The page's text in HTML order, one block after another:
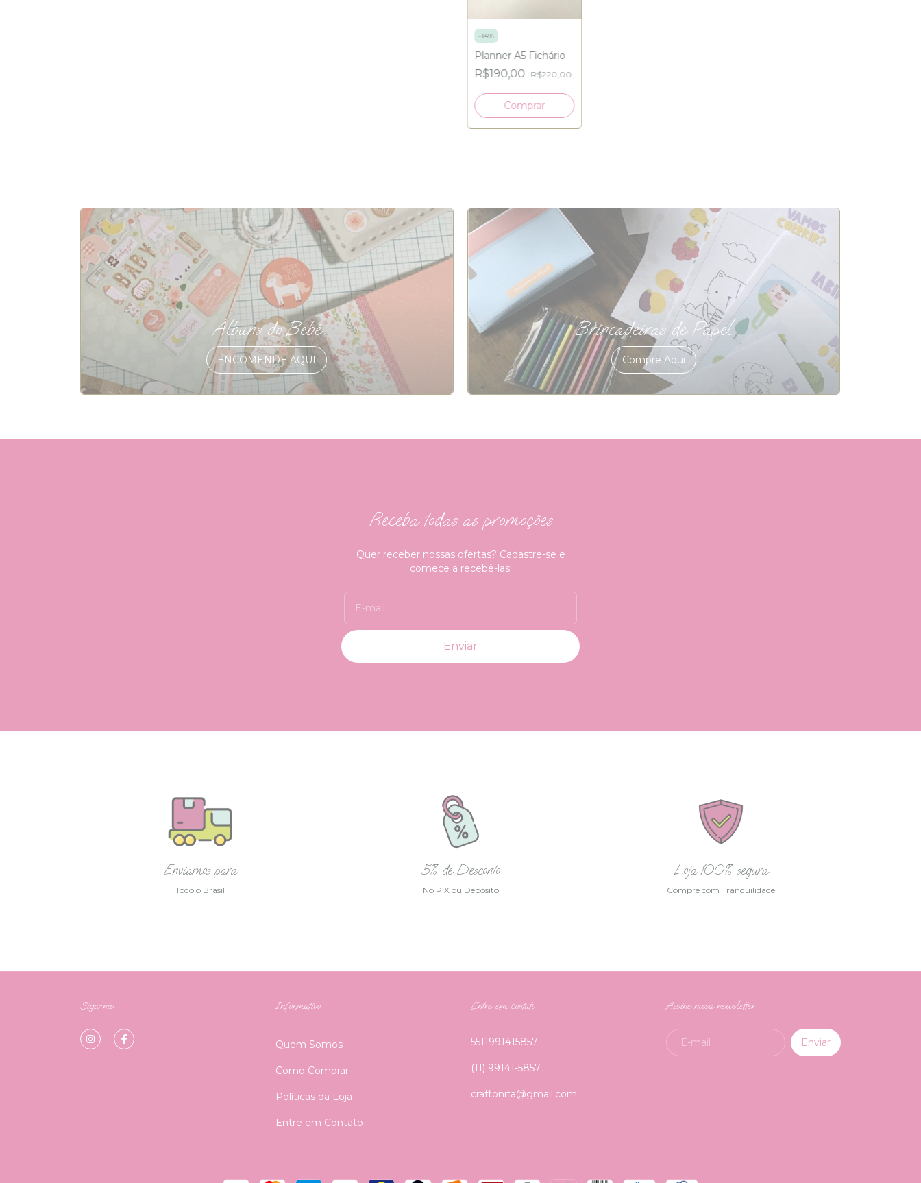
-14%
Planner A5 Fichário
R$190,00 R$220,00
Álbuns do Bebê
ENCOMENDE AQUI
Brincadeiras de Papel
Compre Aqui
Receba todas as promoções
Quer receber nossas ofertas? Cadastre-se e
comece a recebê-las!
Enviamos para
Todo o Brasil
5% de Desconto
No PIX ou Depósito
Loja 100% segura
Compre com Tranquilidade
Siga-nos Informativo
Quem Somos
Como Comprar
Políticas da Loja
Entre em Contato
Entre em contato
5511991415857
(11) 99141-5857
craftonita@gmail.com
Assine nossa newsletter